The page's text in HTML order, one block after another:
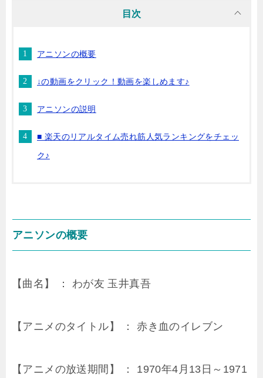
目次
アニソンの概要
↓の動画をクリック！動画を楽しめます♪
アニソンの説明
■ 楽天のリアルタイム売れ筋人気ランキングをチェッ
ク♪
アニソンの概要
【曲名】 ： わが友 玉井真吾
【アニメのタイトル】 ： 赤き血のイレブン
【アニメの放送期間】 ： 1970年4月13日～1971